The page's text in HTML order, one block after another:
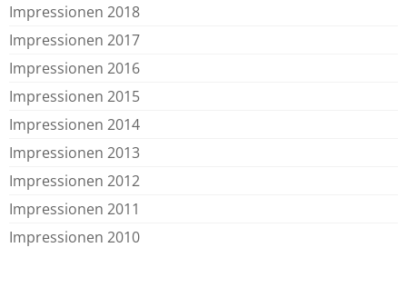
Impressionen 2018
Impressionen 2017
Impressionen 2016
Impressionen 2015
Impressionen 2014
Impressionen 2013
Impressionen 2012
Impressionen 2011
Impressionen 2010